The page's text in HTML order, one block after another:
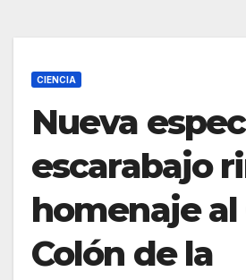
CIENCIA
Nueva
escarabajo
homenaje al
Colón de la